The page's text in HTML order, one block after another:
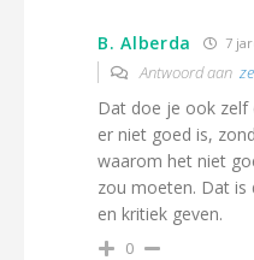
B. Alberda 7
Antwoord aan
Dat doe je ook
er niet goed is,
waarom het niet
zou moeten. Dat is
en kritiek geven.
0